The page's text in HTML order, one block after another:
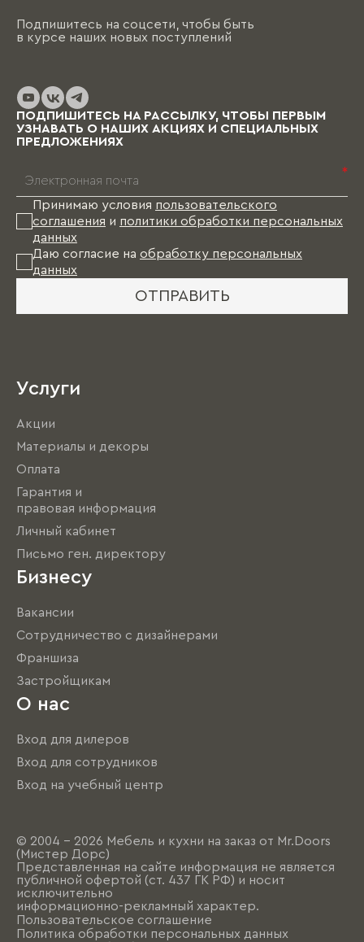
Подпишитесь на соцсети, чтобы быть
в курсе наших новых поступлений
ПОДПИШИТЕСЬ НА РАССЫЛКУ, ЧТОБЫ ПЕРВЫМ
УЗНАВАТЬ О НАШИХ АКЦИЯХ И СПЕЦИАЛЬНЫХ
ПРЕДЛОЖЕНИЯХ
*
Принимаю условия пользовательского
соглашения и политики обработки персональных
данных
Даю согласие на обработку персональных
данных
ОТПРАВИТЬ
Услуги
Акции
Материалы и декоры
Оплата
Гарантия и
правовая информация
Личный кабинет
Письмо ген. директору
Бизнесу
Вакансии
Сотрудничество с дизайнерами
Франшиза
Застройщикам
О нас
Вход для дилеров
Вход для сотрудников
Вход на учебный центр
© 2004 - 2026 Мебель и кухни на заказ от Mr.Doors
(Мистер Дорс)
Представленная на сайте информация не является
публичной офертой (ст. 437 ГК РФ) и носит
исключительно
информационно-рекламный характер.
Пользовательское соглашение
Политика обработки персональных данных